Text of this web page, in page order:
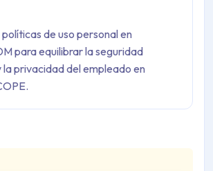
de uso personal en
para equilibrar la seguridad
privacidad del empleado en